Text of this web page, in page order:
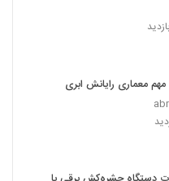
معماری رایانش ابری